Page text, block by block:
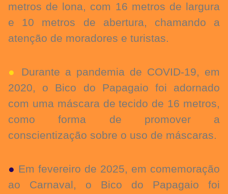
metros de lona, com 16 metros de largura
e 10 metros de abertura, chamando a
atenção de moradores e turistas.
●
Durante a pandemia de COVID-19, em
2020, o Bico do Papagaio foi adornado
com uma máscara de tecido de 16 metros,
como forma de promover a
conscientização sobre o uso de máscaras.
● Em fevereiro de 2025, em comemoração
ao Carnaval, o Bico do Papagaio foi